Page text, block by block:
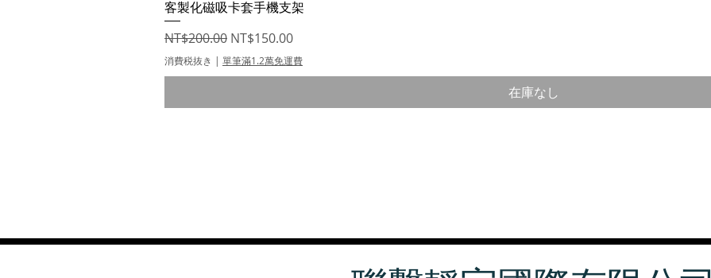
客製化磁吸卡套手機支架
通常価格
NT$200.00 セール価格
NT$150.00
消費税抜き | 單筆滿1.2萬免運費
在庫なし